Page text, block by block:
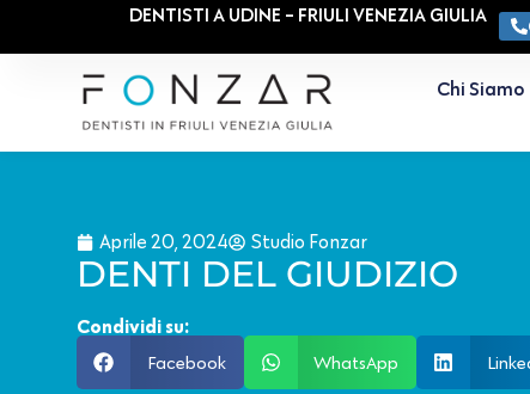
DENTISTI A UDINE - FRIULI VENEZIA GIULIA
Chi Siamo
Aprile 20, 2024 Studio Fonzar
DENTI DEL GIUDIZIO
Condividi su:
Facebook WhatsApp